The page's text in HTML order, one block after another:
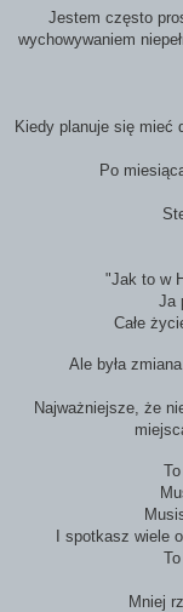
Jestem często
wychowywaniem
Kiedy planuje się mieć
Po
"Jak to w
Ja
Całe
Ale była
Najważniejsze, że
I spotkasz wiele
Mniej